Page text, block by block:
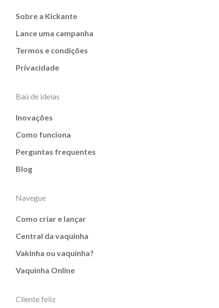
Sobre a Kickante
Lance uma campanha
Termos e condições
Privacidade
Baú de ideias
Inovações
Como funciona
Perguntas frequentes
Blog
Navegue
Como criar e lançar
Central da vaquinha
Vakinha ou vaquinha?
Vaquinha Online
Cliente feliz